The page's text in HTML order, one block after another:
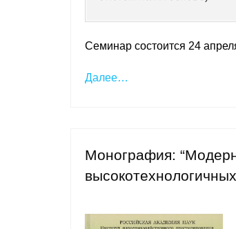
Семинар состоится 24
Далее…
Монография: